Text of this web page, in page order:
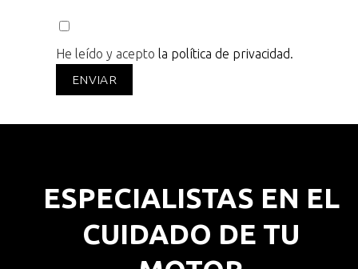
He leído y acepto la política de privacidad.
ESPECIALISTAS EN EL
CUIDADO DE TU